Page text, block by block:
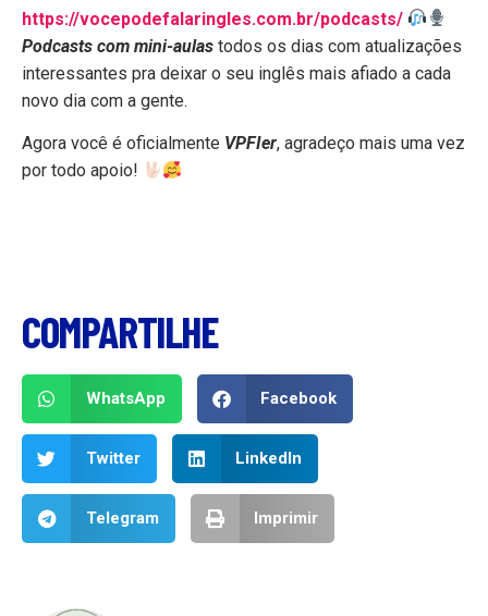
https://vocepodefalaringles.com.br/podcasts/
Podcasts com mini-aulas todos os dias com atualizações
interessantes pra deixar o seu inglês mais afiado a cada
novo dia com a gente.
Agora você é oficialmente VPFIer, agradeço mais uma vez
por todo apoio!
COMPARTILHE
WhatsApp Facebook
Twitter LinkedIn
Telegram Imprimir